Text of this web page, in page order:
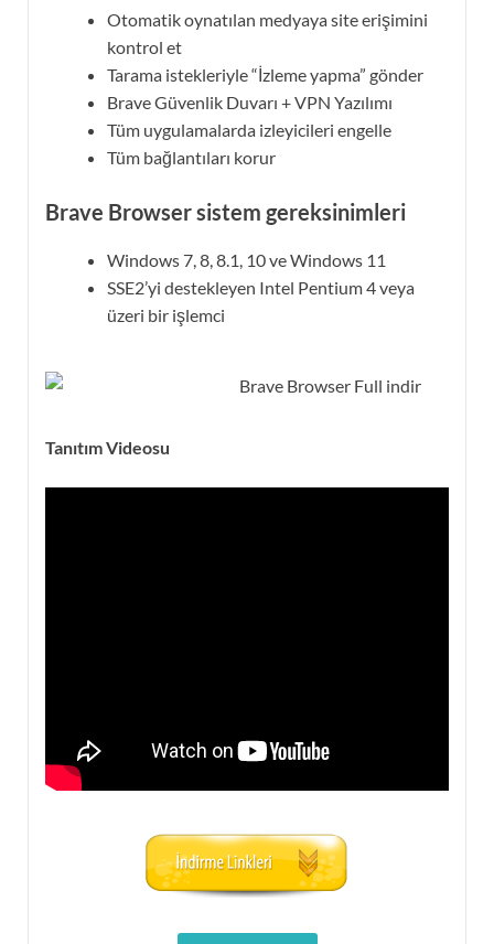
Otomatik oynatılan medyaya site erişimini
kontrol et
Tarama istekleriyle “İzleme yapma” gönder
Brave Güvenlik Duvarı + VPN Yazılımı
Tüm uygulamalarda izleyicileri engelle
Tüm bağlantıları korur
Brave Browser sistem gereksinimleri
Windows 7, 8, 8.1, 10 ve Windows 11
SSE2’yi destekleyen Intel Pentium 4 veya
üzeri bir işlemci
Tanıtım Videosu